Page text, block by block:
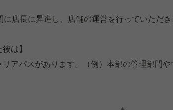
店長に昇進し、店舗の運営を行っていただき
は】
アパスがあります。（例）本部の管理部門